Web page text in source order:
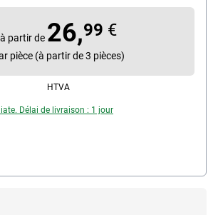
de charge / support voiture
/ manuel d'utilisation
à partir de 26,99 €
pièce (à partir de 3 pièces)
HTVA
Délai de livraison : 1 jour